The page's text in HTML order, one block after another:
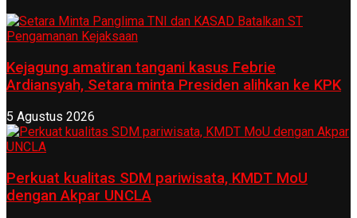
Kejagung amatiran tangani kasus Febrie
Ardiansyah, Setara minta Presiden alihkan ke KPK
5 Agustus 2026
Perkuat kualitas SDM pariwisata, KMDT MoU
dengan Akpar UNCLA